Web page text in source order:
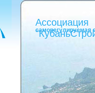
Ассоциация
саморегулируемая